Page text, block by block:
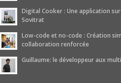
Digital Cooker : Une application
Sovitrat
Low-code et no-code : Création
collaboration renforcée
Guillaume: le développeur aux